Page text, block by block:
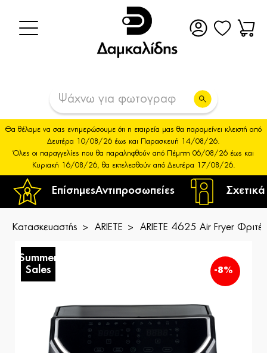
ΕπίσημεςΑντιπροσωπείες
Θα θέλαμε να σας ενημερώσουμε ότι η εταιρεία μας θα παραμείνει κλειστή από
Δευτέρα 10/08/26 έως και Παρασκευή 14/08/26.
Όλες οι παραγγελίες που θα παραληφθούν από Πέμπτη 06/08/26 έως και
Κυριακή 16/08/26, θα εκτελεσθούν από Δευτέρα 17/08/26.
Κατασκευαστής ARIETE ARIETE 4625 Air Fryer
Summer
Sales
-8%